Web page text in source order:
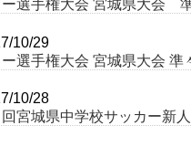
選手権大会 宮城県大会
10/29
選手権大会 宮城県大会
10/28
宮城県中学校サッカー新